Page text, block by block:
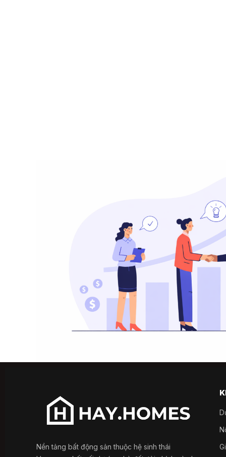
Nền tảng bất động sản thuộc hệ sinh thái